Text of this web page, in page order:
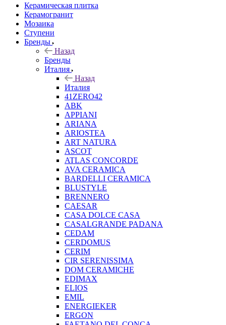
Керамическая плитка
Керамогранит
Мозаика
Ступени
Бренды
Назад
Бренды
Италия
Назад
Италия
41ZERO42
ABK
APPIANI
ARIANA
ARIOSTEA
ART NATURA
ASCOT
ATLAS CONCORDE
AVA CERAMICA
BARDELLI CERAMICA
BLUSTYLE
BRENNERO
CAESAR
CASA DOLCE CASA
CASALGRANDE PADANA
CEDAM
CERDOMUS
CERIM
CIR SERENISSIMA
DOM CERAMICHE
EDIMAX
ELIOS
EMIL
ENERGIEKER
ERGON